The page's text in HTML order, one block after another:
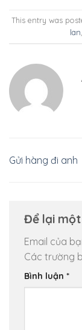
This entry was
lan,
Gửi hàng đi anh
Để lại
Email của
Các trường
Bình luận *